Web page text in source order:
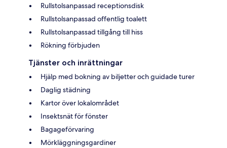
Rullstolsanpassad receptionsdisk
Rullstolsanpassad offentlig toalett
Rullstolsanpassad tillgång till hiss
Rökning förbjuden
Tjänster och inrättningar
Hjälp med bokning av biljetter och guidade turer
Daglig städning
Kartor över lokalområdet
Insektsnät för fönster
Bagageförvaring
Mörkläggningsgardiner